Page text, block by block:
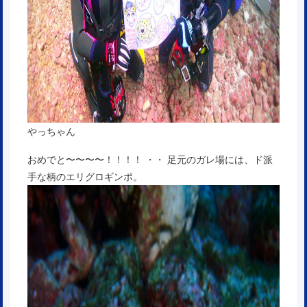
やっちゃん
おめでと〜〜〜〜！！！！ ・・ 足元のガレ場には、ド派
手な柄のエリグロギンポ。